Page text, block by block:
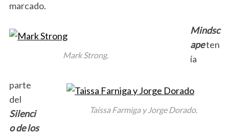
marcado.
Mark Strong.
Taissa Farmiga y Jorge Dorado.
Mindsc
apeten
ía
parte
del
Silenci
o de los